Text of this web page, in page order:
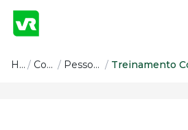
Conteúdo
Home / Conteúdo / Pessoas e Cultura /